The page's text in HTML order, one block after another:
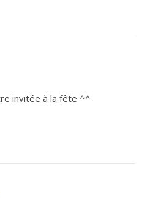
invitée à la fête ^^